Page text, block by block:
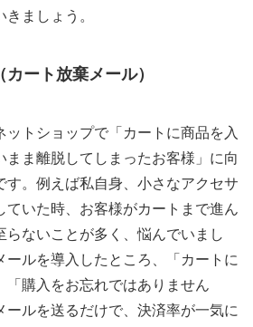
ましょう。
ート放棄メール）
ットショップで「カートに商品を入
まま離脱してしまったお客様」に向
す。例えば私自身、小さなアクセサ
ていた時、お客様がカートまで進ん
らないことが多く、悩んでいまし
ールを導入したところ、「カートに
「購入をお忘れではありません
ールを送るだけで、決済率が一気に